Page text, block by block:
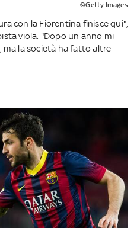
©Getty Images
con la Fiorentina finisce qui",
viola. "Dopo un anno mi
la società ha fatto altre